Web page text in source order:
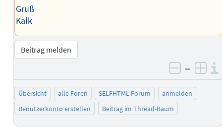
Gruß
Kalk
Beitrag melden
negativ
–
Übersicht alle Foren SELFHTML-Forum
anmelden
Benutzerkonto erstellen
Beitrag im Thread-Baum